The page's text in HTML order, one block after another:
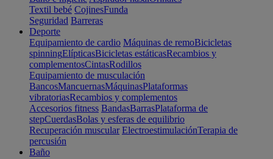
Textil bebé CojinesFunda
Seguridad Barreras
Deporte
Equipamiento de cardio Máquinas de remoBicicletas
spinningElípticasBicicletas estáticasRecambios y
complementosCintasRodillos
Equipamiento de musculación
BancosMancuernasMáquinasPlataformas
vibratoriasRecambios y complementos
Accesorios fitness BandasBarrasPlataforma de
stepCuerdasBolas y esferas de equilibrio
Recuperación muscular ElectroestimulaciónTerapia de
percusión
Baño